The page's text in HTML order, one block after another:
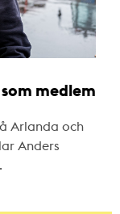
medlem
Arlanda och
Anders